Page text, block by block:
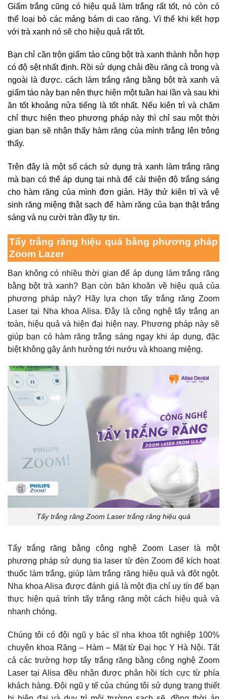
Giấm trắng cũng có hiệu quả làm trắng rất tốt, nó còn có
thể loại bỏ các mảng bám di cao răng. Vì thế khi kết hợp
với trà xanh nó sẽ cho hiệu quả rất tốt.
Bạn chỉ cần trộn giấm táo cũng bột trà xanh thành hỗn hợp
có độ sệt nhất định. Rồi sử dụng chải đều răng cả trong và
ngoài là được. cách
làm trắng răng bằng bột trà xanh và
giấm táo này bạn nên thực hiện một tuần hai lần và sau khi
ăn tốt khoảng nửa tiếng là tốt nhất. Nếu kiên trì và chăm
chỉ thực hiện theo phương pháp này thì chỉ sau một thời
gian bạn sẽ nhận thấy hàm răng của mình trắng lên trông
thấy.
Trên đây là một số cách sử dụngtrà xanh làm trắng răng
mà bạn có thể áp dụng tại nhà để cải thiện độ trắng sáng
cho hàm răng của mình đơn giản. Hãy thử kiên trì và vệ
sinh răng miệng thật sạch để hàm răng của bạn thật trắng
sáng và nụ cười tràn đầy tự tin.
Tẩy trắng răng hiệu quả bằng phương pháp
Zoom Lazer
Bạn không có nhiều thời gian để áp dụng
làm trắng răng
bằng bột trà xanh? Bạn còn băn khoăn về hiệu quả của
phương pháp này? Hãy lựa chọn tẩy trắng răng Zoom
Laser tại Nha khoa Alisa. Đây là công nghệ tẩy trắng an
toàn, hiệu quả và hiện đại hiện nay. Phương pháp này sẽ
giúp bạn có hàm răng trắng sáng ngay khi áp dụng, đặc
biệt không gây ảnh hưởng tới nướu và khoang miệng.
Tẩy trắng răng Zoom Laser trắng răng hiệu quả
Tẩy trắng răng bằng công nghệ Zoom Laser là một
phương pháp sử dụng tia laser từ đèn Zoom để kích hoạt
thuốc làm trắng, giúp làm trắng răng hiệu quả và đột ngột.
Nha khoa Alisa được đánh giá là một địa chỉ uy tín để bạn
thực hiện quá trình tẩy trắng răng một cách hiệu quả và
nhanh chóng.
Chúng tôi có đội ngũ y bác sĩ nha khoa tốt nghiệp 100%
chuyên khoa Răng – Hàm – Mặt từ Đại học Y Hà Nội. Tất
cả các trường hợp tẩy trắng răng bằng công nghệ Zoom
Laser tại Alisa đều nhận được phản hồi tích cực từ phía
khách hàng. Đội ngũ y tế của chúng tôi sử dụng trang thiết